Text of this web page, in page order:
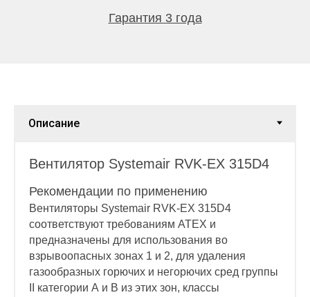
Гарантия 3 года
Вентилятор Systemair RVK-EX 315D4
Рекомендации по применению
Вентиляторы Systemair RVK-EX 315D4
соответствуют требованиям ATEX и
предназначены для использования во
взрывоопасных зонах 1 и 2, для удаления
газообразных горючих и негорючих сред группы
II категории А и B из этих зон, классы